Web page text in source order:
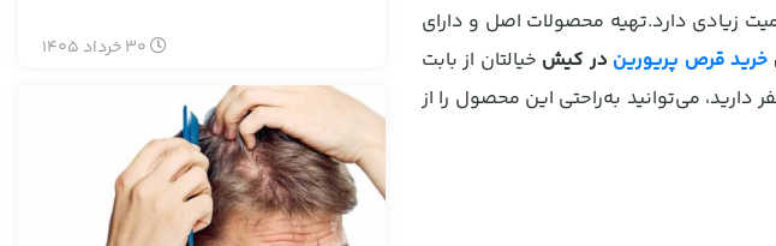
زیادی دارد.تهیه محصولات اصل و دارای
خرید قرص پریورین در کیش خیالتان از بابت
می‌توانید به‌راحتی این محصول را از
30خرداد 1405